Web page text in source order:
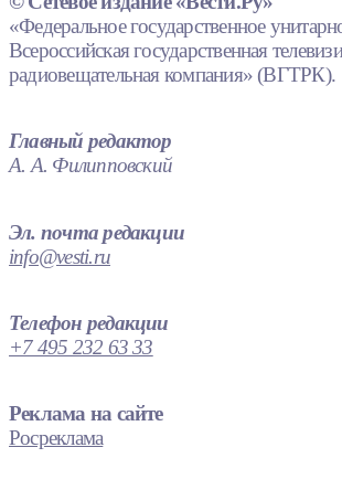
«Федеральное государственное
Всероссийская государственная
радиовещательная компания» (ВГТРК).
Главный редактор
А. А. Филипповский
Эл. почта редакции
info@vesti.ru
Телефон редакции
+7 495 232 63 33
Реклама на сайте
Росреклама